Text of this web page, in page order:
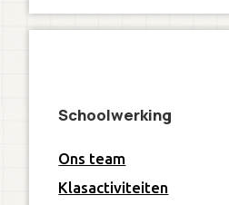
Schoolwerking
Ons team
Klasactiviteiten